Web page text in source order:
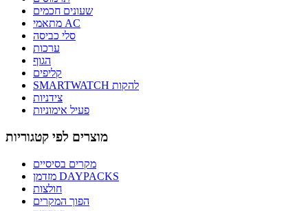
שעונים חכמים
מתאמי AC
סלי כביסה
ערכות
הגוף
קליפים
SMARTWATCH להקות
צידניות
פעיל אימוניות
מוצרים לפי קטגוריות
מקרים בסיסיים
מזדמן DAYPACKS
חולצות
הפוך המקרים